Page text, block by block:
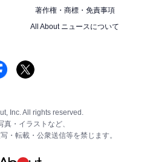
著作権・商標・免責事項
All About ニュースについて
Inc. All rights reserved.
真・イラストなど、
・転載・公衆送信等を禁じます。